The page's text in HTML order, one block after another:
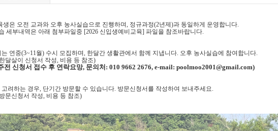
생은 오전 교과와 오후 농사실습으로 진행하며, 정규과정(2년제 )과 동일하게 운영합니다.
세부내역은 아래 첨부파일중 [2026 신입생예비교육] 파일을 참조바랍니다.
연중(3~11월) 수시 모집하며, 한달간 생활관에서 함께 지냅니다. 오후 농사실습에 참여합니다.
달살이 신청서 작성, 비용 등 참조)
전 신청서 접수 후 연락요망, 문의처: 010 9662 2676, e-mail: poolmoo2001@gmail.com)
려하는 경우, 단기간 방문할 수 있습니다. 방문신청서를 작성하여 보내주세요.
문신청서 작성, 비용 등 참조)